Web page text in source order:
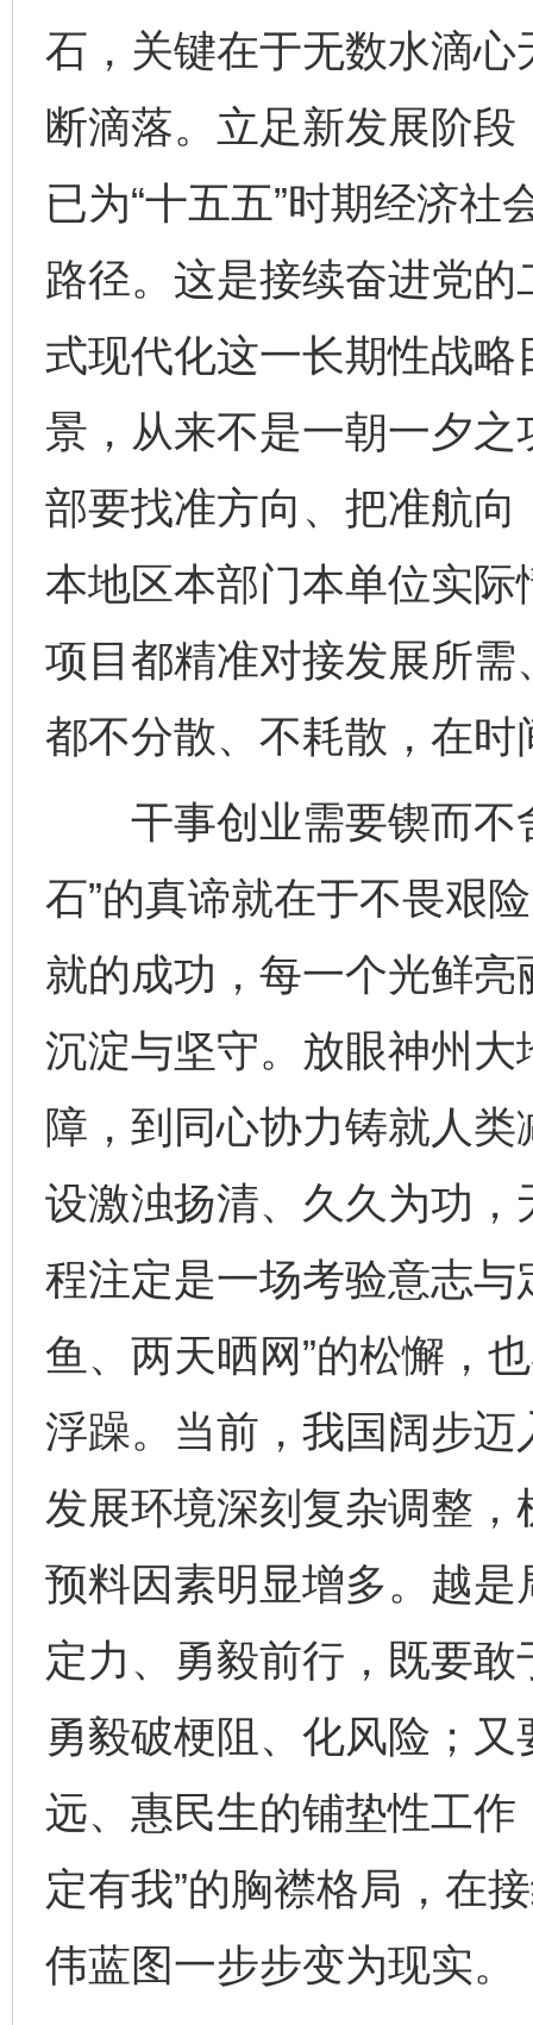
石，关键在于无数水滴
断滴落。立足新发展阶
已为“十五五”时期经济
路径。这是接续奋进党
式现代化这一长期性战
景，从来不是一朝一夕
部要找准方向、把准航
本地区本部门本单位实
项目都精准对接发展所
都不分散、不耗散，在
干事创业需要锲而不
石”的真谛就在于不畏艰
就的成功，每一个光鲜
沉淀与坚守。放眼神州
障，到同心协力铸就人
设激浊扬清、久久为功
程注定是一场考验意志与
鱼、两天晒网”的松懈，
浮躁。当前，我国阔步迈
发展环境深刻复杂调整
预料因素明显增多。越
定力、勇毅前行，既要
勇毅破梗阻、化风险；
远、惠民生的铺垫性工作
定有我”的胸襟格局，在
伟蓝图一步步变为现实。